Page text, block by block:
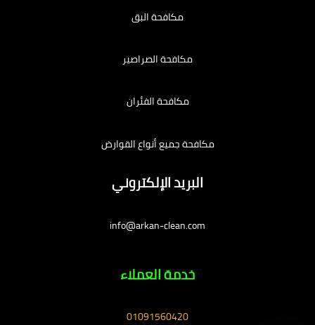
مكافحة البق
مكافحة الصراصير
مكافحة الفئران
مكافحة جميع أنواع القوارض
البريد الإلكتروني
info@arkan-clean.com
خدمة العملاء
01091560420